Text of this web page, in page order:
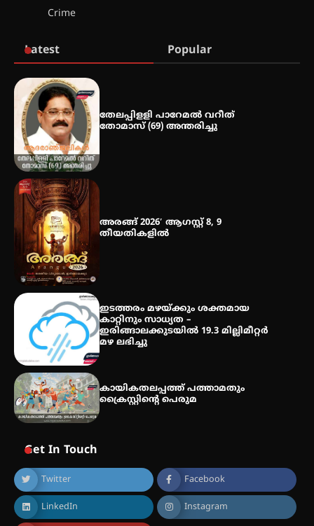
നേട്ടം പ്രതിസന്ധികളോട് പൊരുതി
Crime
Latest Popular
തേലപ്പിളളി പാറേമൽ വറീത്
തോമാസ് (69) അന്തരിച്ചു
അരങ്ങ് 2026′ ആഗസ്റ്റ് 8, 9
തീയതികളിൽ
ഇടത്തരം മഴയ്ക്കും ശക്തമായ
കാറ്റിനും സാധ്യത –
ഇരിങ്ങാലക്കുടയിൽ 19.3 മില്ലിമീറ്റർ
മഴ ലഭിച്ചു
കായികതലപ്പത്ത് പത്താമതും
ക്രൈസ്റ്റിന്റെ പെരുമ
Get In Touch
Twitter Facebook
LinkedIn Instagram